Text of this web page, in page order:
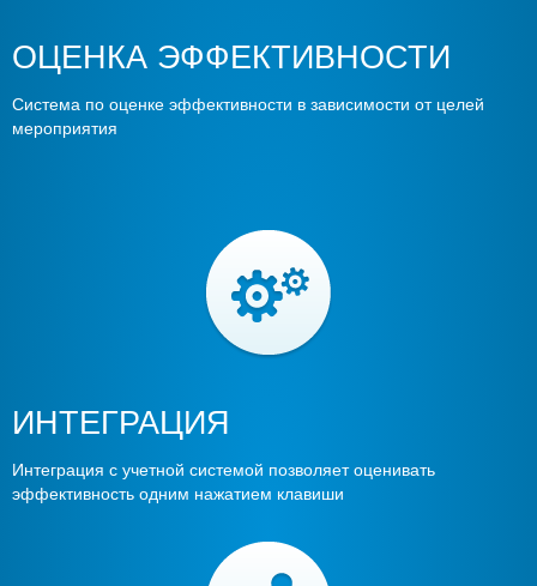
ОЦЕНКА ЭФФЕКТИВНОСТИ
Система по оценке эффективности в зависимости от целей
мероприятия
ИНТЕГРАЦИЯ
Интеграция с учетной системой позволяет оценивать
эффективность одним нажатием клавиши